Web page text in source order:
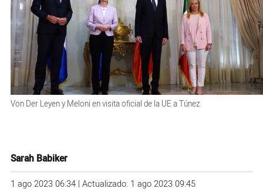
Von Der Leyen y Meloni en visita oficial de la UE a Túnez.
Sarah Babiker
1 ago 2023 06:34 | Actualizado: 1 ago 2023 09:45